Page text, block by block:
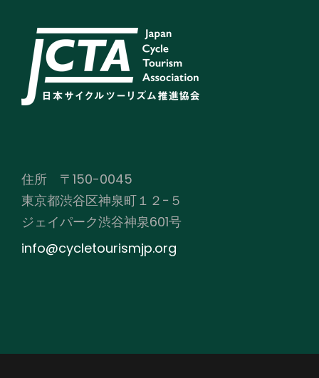
住所 〒150-0045
東京都渋谷区神泉町１２−５
ジェイパーク渋谷神泉601号
info@cycletourismjp.org